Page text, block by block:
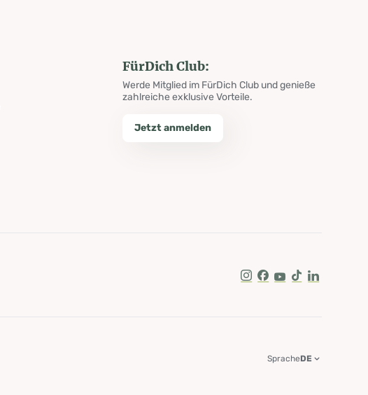
FürDich Club:
Werde Mitglied im FürDich Club und genieße
zahlreiche exklusive Vorteile.
Jetzt anmelden
Instagram
Facebook
Youtube
Tik TokLinkedIn
SpracheDE